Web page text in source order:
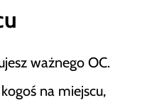
ważnego OC.
na miejscu,